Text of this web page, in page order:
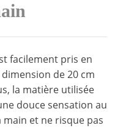
facilement pris en
dimension de 20 cm
la matière utilisée
douce sensation au
et ne risque pas